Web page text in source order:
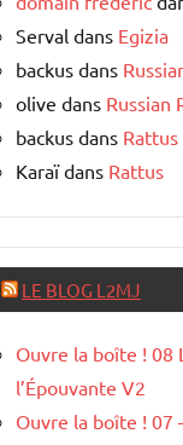
Serval dans Egizia
backus dans
olive dans Russian
backus dans Rattus
Karaïdans Rattus
LE BLOG L2MJ
Ouvre la boîte ! 08
l’Épouvante V2
Ouvre la boîte ! 07